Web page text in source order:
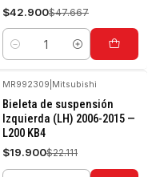
$42.900$47.667
Cantidad
-10%
OFF
MR992309 Mitsubishi
Bieleta de suspensión
Izquierda (LH) 2006-2015 —
L200 KB4
$19.900$22.111